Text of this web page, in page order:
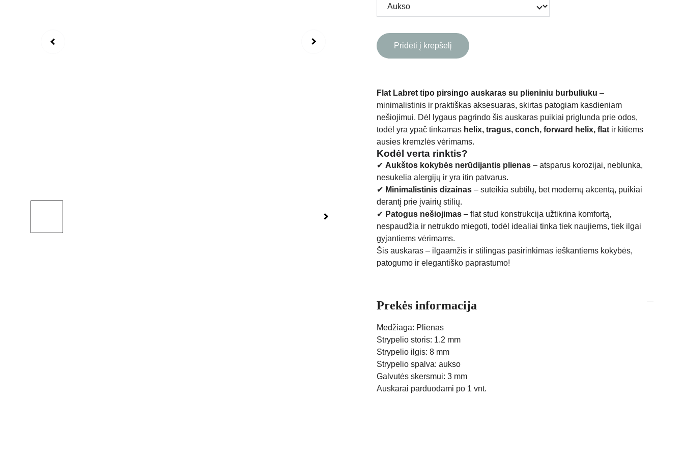
Pridėti į krepšelį
Flat Labret tipo pirsingo auskaras su plieniniu burbuliuku –
minimalistinis ir praktiškas aksesuaras, skirtas patogiam kasdieniam
nešiojimui. Dėl lygaus pagrindo šis auskaras puikiai priglunda prie odos,
todėl yra ypač tinkamas helix, tragus, conch, forward helix, flat ir kitiems
ausies kremzlės vėrimams.
Kodėl verta rinktis?
✔ Aukštos kokybės nerūdijantis plienas – atsparus korozijai, neblunka,
nesukelia alergijų ir yra itin patvarus.
✔ Minimalistinis dizainas – suteikia subtilų, bet modernų akcentą, puikiai
derantį prie įvairių stilių.
✔ Patogus nešiojimas – flat stud konstrukcija užtikrina komfortą,
nespaudžia ir netrukdo miegoti, todėl idealiai tinka tiek naujiems, tiek ilgai
gyjantiems vėrimams.
Šis auskaras – ilgaamžis ir stilingas pasirinkimas ieškantiems kokybės,
patogumo ir elegantiško paprastumo!
Prekės informacija
Medžiaga: Plienas
Strypelio storis: 1.2 mm
Strypelio ilgis: 8 mm
Strypelio spalva: aukso
Galvutės skersmui: 3 mm
Auskarai parduodami po 1 vnt.